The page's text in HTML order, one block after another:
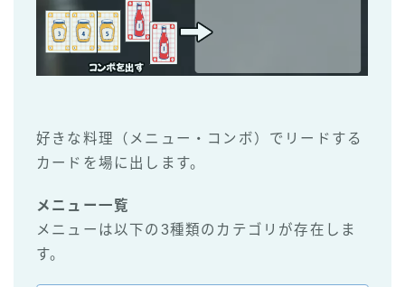
好きな料理（メニュー・コンボ）でリードする
カードを場に出します。
メニュー一覧
メニューは以下の3種類のカテゴリが存在しま
す。